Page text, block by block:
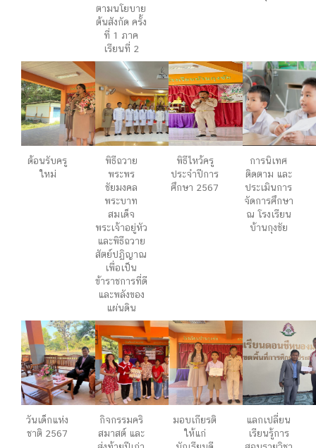
ตามนโยบาย
ต้นสังกัด ครั้ง
ที่ 1 ภาค
เรียนที่ 2
ต้อนรับครู
ใหม่
พิธีถวาย
พระพร
ชัยมงคล
พระบาท
สมเด็จ
พระเจ้าอยู่หัว
และพิธีถวาย
สัตย์ปฏิญาณ
เพื่อเป็น
ข้าราชการที่ดี
และพลังของ
แผ่นดิน
พิธีไหว้ครู
ประจำปีการ
ศึกษา 2567
การนิเทศ
ติดตาม และ
ประเมินการ
จัดการศึกษา
ณ โรงเรียน
บ้านกุงชัย
วันเด็กแห่ง
ชาติ 2567
กิจกรรมคริ
สมาสต์ และ
มอบเกียรติ
ให้แก่
แลกเปลี่ยน
เรียนรู้การ